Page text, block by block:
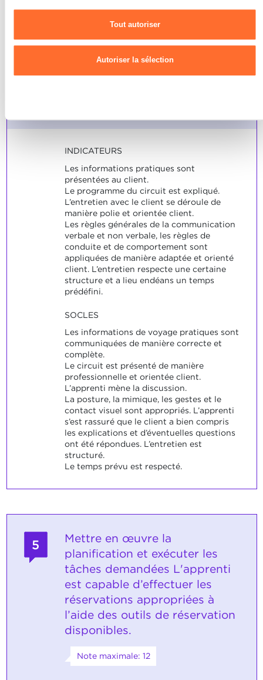
personnelles, vous pouvez consulter notre
cookieset notrePolitique de confidentialité.
Tout autoriser
Autoriser la sélection
est capable de présenter l’offre
établie de manière
convaincante et
professionnelle dans le cadre
d’un entretien avec le client.
INDICATEURS
Les informations pratiques sont
présentées au client.
Le programme du circuit est expliqué.
L’entretien avec le client se déroule de
manière polie et orientée client.
Les règles générales de la communication
verbale et non verbale, les règles de
conduite et de comportement sont
appliquées de manière adaptée et orienté
client. L’entretien respecte une certaine
structure et a lieu endéans un temps
prédéfini.
SOCLES
Les informations de voyage pratiques sont
communiquées de manière correcte et
complète.
Le circuit est présenté de manière
professionnelle et orientée client.
L’apprenti mène la discussion.
La posture, la mimique, les gestes et le
contact visuel sont appropriés. L’apprenti
s’est rassuré que le client a bien compris
les explications et d’éventuelles questions
ont été répondues. L’entretien est
structuré.
Le temps prévu est respecté.
5
Mettre en œuvre la
planification et exécuter les
tâches demandées L'apprenti
est capable d’effectuer les
réservations appropriées à
l’aide des outils de réservation
disponibles.
Note maximale: 12